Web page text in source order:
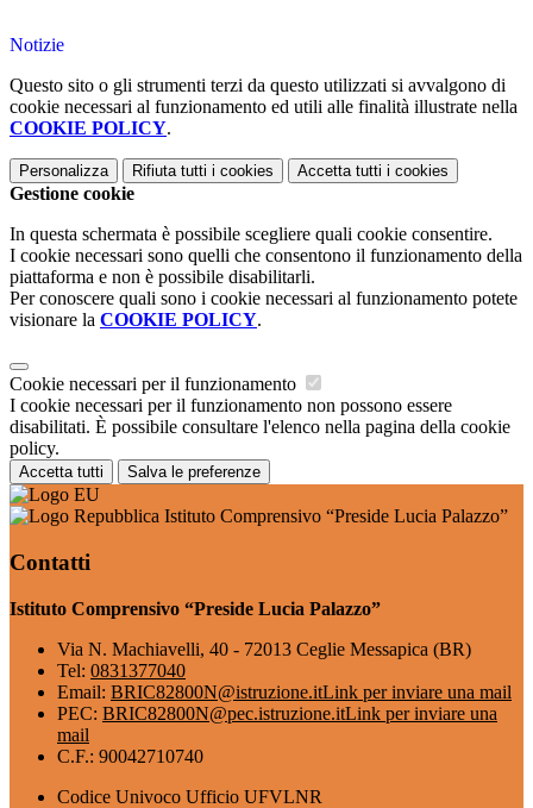
Notizie
Questo sito o gli strumenti terzi da questo utilizzati si avvalgono di
cookie necessari al funzionamento ed utili alle finalità illustrate nella
COOKIE POLICY.
Personalizza Rifiuta tutti i cookies Accetta tutti i cookies
Gestione cookie
In questa schermata è possibile scegliere quali cookie consentire.
I cookie necessari sono quelli che consentono il funzionamento della
piattaforma e non è possibile disabilitarli.
Per conoscere quali sono i cookie necessari al funzionamento potete
visionare la COOKIE POLICY.
Cookie necessari per il funzionamento
I cookie necessari per il funzionamento non possono essere
disabilitati. È possibile consultare l'elenco nella pagina della cookie
policy.
Accetta tutti Salva le preferenze
Istituto Comprensivo “Preside Lucia Palazzo”
Contatti
Istituto Comprensivo “Preside Lucia Palazzo”
Via N. Machiavelli, 40 - 72013 Ceglie Messapica (BR)
Tel: 0831377040
Email: BRIC82800N@istruzione.itLink per inviare una mail
PEC: BRIC82800N@pec.istruzione.itLink per inviare una
mail
C.F.: 90042710740
Codice Univoco Ufficio UFVLNR